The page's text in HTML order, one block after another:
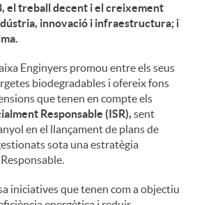
el treball decent i el creixement
innovació i infraestructura; i
Enginyers promou entre els seus
biodegradables i ofereix fons
que tenen en compte els
Responsable (ISR), sent
en el llançament de plans de
sota una estratègia
iniciatives que tenen com a objectiu